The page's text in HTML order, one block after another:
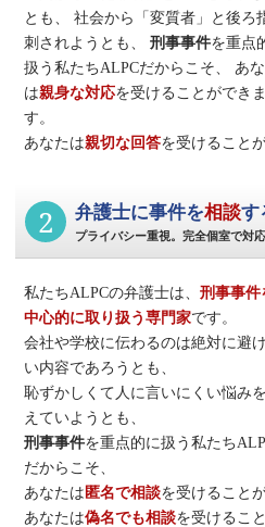
とも、
社会から「変質者」と後ろ
刺されようとも、
刑事事件を重点
扱う私たちALPCだからこそ、
あ
は親身な対応を受けることができま
す。
あなたは親切な回答を受けること
2 弁護士に事件を相談す
プライバシー重視。完全個室で対応
私たちALPCの弁護士は、刑事事件
中心的に取り扱う専門家です。
会社や学校に伝わるのは絶対に避
い内容であろうとも、
恥ずかしくて人に言いにくい悩み
えていようとも、
刑事事件を重点的に扱う私たち
だからこそ、
あなたは匿名で相談を受けること
あなたは偽名でも相談を受けるこ